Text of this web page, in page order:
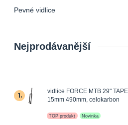
Pevné vidlice
Nejprodávanější
1.
vidlice FORCE MTB 29"
15mm 490mm, celokarbon
TOP produkt Novinka